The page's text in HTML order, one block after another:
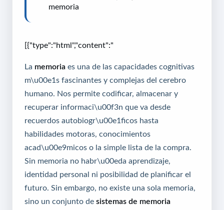
memoria
[{"type":"html","content":"
La memoria es una de las capacidades cognitivas
m\u00e1s fascinantes y complejas del cerebro
humano. Nos permite codificar, almacenar y
recuperar informaci\u00f3n que va desde
recuerdos autobiogr\u00e1ficos hasta
habilidades motoras, conocimientos
acad\u00e9micos o la simple lista de la compra.
Sin memoria no habr\u00eda aprendizaje,
identidad personal ni posibilidad de planificar el
futuro. Sin embargo, no existe una sola memoria,
sino un conjunto de sistemas de memoria